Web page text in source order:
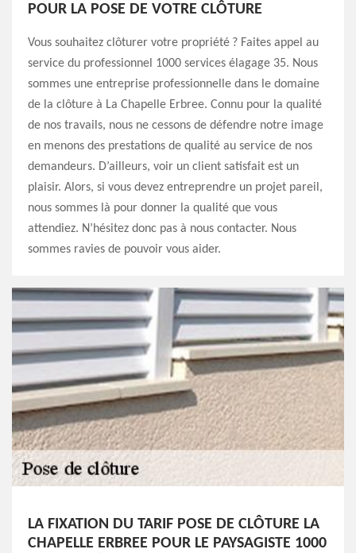
POUR LA POSE DE VOTRE CLÔTURE
Vous souhaitez clôturer votre propriété ? Faites appel au
service du professionnel 1000 services élagage 35. Nous
sommes une entreprise professionnelle dans le domaine
de la clôture à La Chapelle Erbree. Connu pour la qualité
de nos travails, nous ne cessons de défendre notre image
en menons des prestations de qualité au service de nos
demandeurs. D’ailleurs, voir un client satisfait est un
plaisir. Alors, si vous devez entreprendre un projet pareil,
nous sommes là pour donner la qualité que vous
attendiez. N’hésitez donc pas à nous contacter. Nous
sommes ravies de pouvoir vous aider.
LA FIXATION DU TARIF POSE DE CLÔTURE LA
CHAPELLE ERBREE POUR LE PAYSAGISTE 1000